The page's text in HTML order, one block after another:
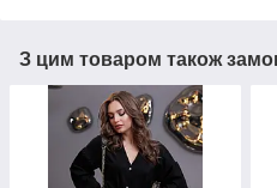
З цим товаром також